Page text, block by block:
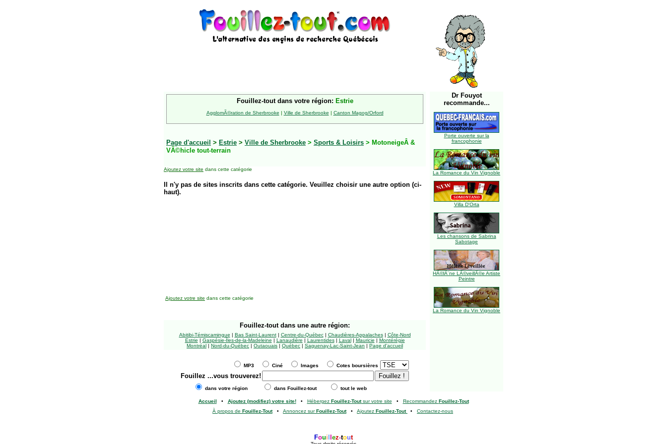
Fouillez-tout dans votre région: Estrie
AgglomÃ©ration de Sherbrooke | Ville de Sherbrooke | Canton Magog/Orford
Page d'accueil > Estrie > Ville de Sherbrooke > Sports & Loisirs > MotoneigeÂ &
VÃ©hicle tout-terrain
Ajoutez votre site dans cette catégorie
Il n'y pas de sites inscrits dans cette catégorie. Veuillez choisir une autre option (ci-
haut).
Dr Fouyot
recommande...
Porte ouverte sur la
francophonie
La Romance du Vin Vignoble
Villa D'Orta
Les chansons de Sabrina
Sabotage
HÃ©lÃ¨ne LÃ©veillÃ©e Artiste
Peintre
La Romance du Vin Vignoble
Ajoutez votre site dans cette catégorie
Fouillez-tout dans une autre région:
Abitibi-Témiscamingue | Bas Saint-Laurent| Centre-du-Québec| Chaudières-Appalaches| Côte-Nord
Estrie | Gaspésie-Îles-de-la-Madeleine | Lanaudière | Laurentides| Laval| Mauricie | Montérégie
Montréal | Nord-du-Québec | Outaouais | Québec | Saguenay-Lac-Saint-Jean | Page d'accueil
MP3 Ciné Images Cotes boursières
Fouillez ...vous trouverez!
dans votre région dans Fouillez-tout tout le web
Accueil • Ajoutez (modifiez) votre site!• Hébergez Fouillez-Toutsur votre site • Recommandez Fouillez-Tout
À propos de Fouillez-Tout• Annoncez surFouillez-Tout• Ajoutez Fouillez-Tout • Contactez-nous
Foui ez-tout